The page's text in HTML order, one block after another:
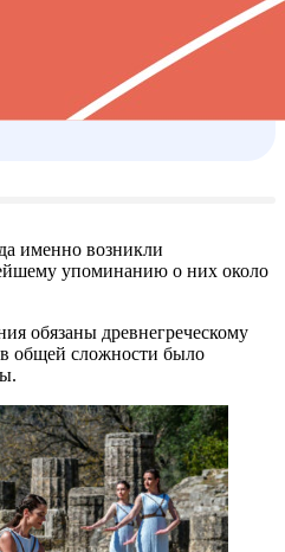
именно возникли
упоминанию о них около
обязаны древнегреческому
общей сложности было